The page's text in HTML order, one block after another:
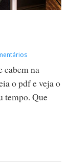
cabem na
o pdf e veja o
tempo. Que